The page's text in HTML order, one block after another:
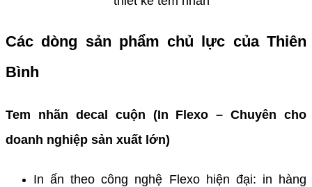
Các dòng sản phẩm chủ lực của Thiên
Bình
Tem nhãn decal cuộn (In Flexo – Chuyên cho
doanh nghiệp sản xuất lớn)
In ấn theo công nghệ Flexo hiện đại: in hàng